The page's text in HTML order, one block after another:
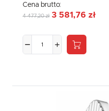
Cena brutto:
4 477,20 zł 3 581,76 zł